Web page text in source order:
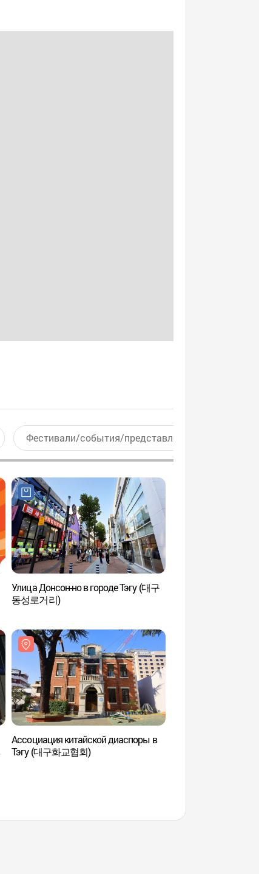
Фестивали/события/представления
Улица Донсон-но в городе Тэгу (대구
동성로거리)
Ассоциация китайской диаспоры в
Тэгу (대구화교협회)